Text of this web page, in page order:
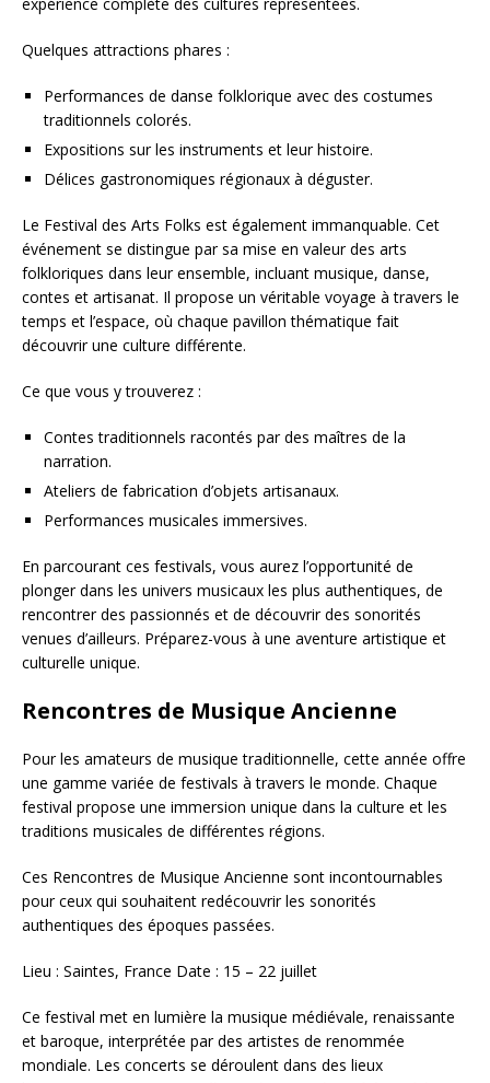
Quelques attractions phares :
Performances de danse folklorique avec des costumes
traditionnels colorés.
Expositions sur les instruments et leur histoire.
Délices gastronomiques régionaux à déguster.
Le Festival des Arts Folks est également immanquable. Cet
événement se distingue par sa mise en valeur des arts
folkloriques dans leur ensemble, incluant musique, danse,
contes et artisanat. Il propose un véritable voyage à travers le
temps et l’espace, où chaque pavillon thématique fait
découvrir une culture différente.
Ce que vous y trouverez :
Contes traditionnels racontés par des maîtres de la
narration.
Ateliers de fabrication d’objets artisanaux.
Performances musicales immersives.
En parcourant ces festivals, vous aurez l’opportunité de
plonger dans les univers musicaux les plus authentiques, de
rencontrer des passionnés et de découvrir des sonorités
venues d’ailleurs. Préparez-vous à une aventure artistique et
culturelle unique.
Rencontres de Musique Ancienne
Pour les amateurs de musique traditionnelle, cette année offre
une gamme variée de festivals à travers le monde. Chaque
festival propose une immersion unique dans la culture et les
traditions musicales de différentes régions.
Ces Rencontres de Musique Ancienne sont incontournables
pour ceux qui souhaitent redécouvrir les sonorités
authentiques des époques passées.
Lieu : Saintes, France Date : 15 – 22 juillet
Ce festival met en lumière la musique médiévale, renaissante
et baroque, interprétée par des artistes de renommée
mondiale. Les concerts se déroulent dans des lieux